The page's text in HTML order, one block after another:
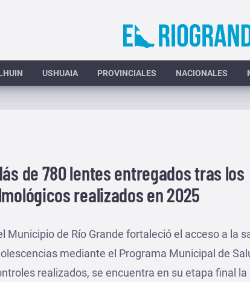
USHUAIA PROVINCIALES NACIONALES
de 780 lentes entregados tras los
realizados en 2025
Municipio de Río Grande fortaleció el acceso a la
mediante el Programa Municipal de
realizados, se encuentra en su etapa final la